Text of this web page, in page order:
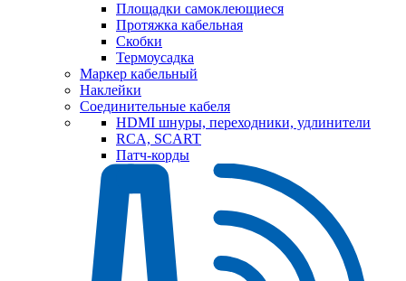
Площадки самоклеющиеся
Протяжка кабельная
Скобки
Термоусадка
Маркер кабельный
Наклейки
Соединительные кабеля
HDMI шнуры, переходники, удлинители
RCA, SCART
Патч-корды